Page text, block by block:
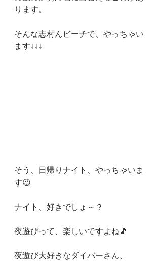
ります。
そんな志村んビーチで、やっちゃい
ます↓↓↓
そう、日帰りナイト、やっちゃいま
す😉
ナイト、好きでしょ～？
夜遊びって、楽しいですよね🎵
夜遊び大好きなダイバーさん、